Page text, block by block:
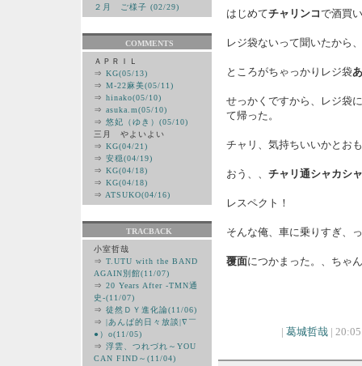
２月 ご様子 (02/29)
COMMENTS
ＡＰＲＩＬ
⇒ KG(05/13)
⇒ M-22麻美(05/11)
⇒ hinako(05/10)
⇒ asuka.m(05/10)
⇒ 悠妃（ゆき）(05/10)
三月 やよいよい
⇒ KG(04/21)
⇒ 安穏(04/19)
⇒ KG(04/18)
⇒ KG(04/18)
⇒ ATSUKO(04/16)
TRACBACK
小室哲哉
⇒ T.UTU with the BAND
AGAIN別館(11/07)
⇒ 20 Years After -TMN通
史-(11/07)
⇒ 徒然ＤＹ進化論(11/06)
⇒ |あんぱ的日々放談|∇￣
●）ο(11/05)
⇒ 浮雲、つれづれ～YOU
CAN FIND～(11/04)
はじめてチャリンコで酒買
レジ袋ないって聞いたから
ところがちゃっかりレジ袋
せっかくですから、レジ袋に
て帰った。
チャリ、気持ちいいかとお
おう、、 チャリ通シャカシ
レスペクト！
そんな俺、車に乗りすぎ、
覆面につかまった。、ちゃ
| 葛城哲哉|